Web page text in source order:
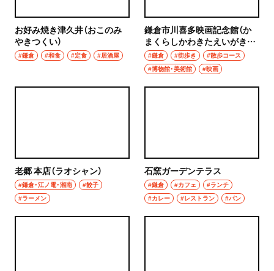
上尾・久喜・熊谷
千葉県
船橋
津田沼
ウイスキー
ホッピー
定食
寿司
とんかつ
お好み焼き津久井（おこのみ
やきつくい）
#鎌倉 #和食 #定食 #居酒屋
鎌倉市川喜多映画記念館（か
まくらしかわきたえいがきね
んかん）
#鎌倉 #街歩き
#散歩コース
#博物館・美術館
#映画
老郷 本店（ラオシャン）
#鎌倉・江ノ電・湘南
#餃子
#ラーメン
石窯ガーデンテラス
#鎌倉 #カフェ
#ランチ
#カレー
#レストラン #パン